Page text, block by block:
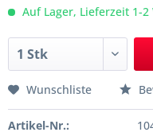
Auf Lager, Lieferzeit 1-2
Wunschliste
Artikel-Nr.: